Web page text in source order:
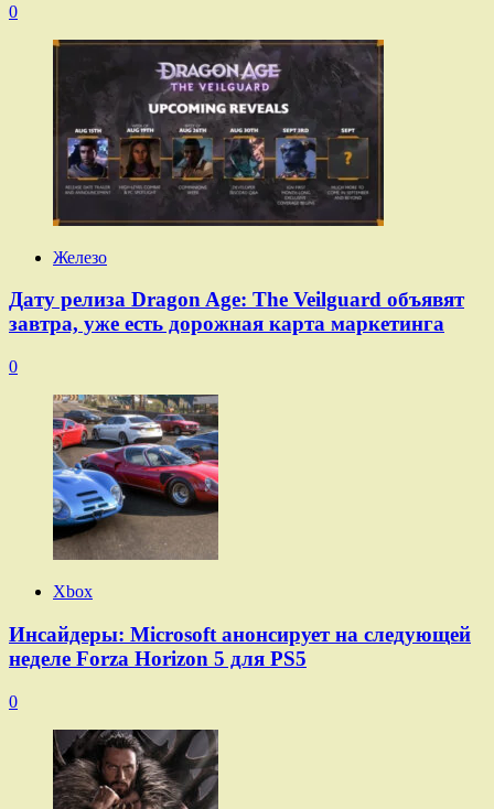
0
Железо
Дату релиза Dragon Age: The Veilguard объявят
завтра, уже есть дорожная карта маркетинга
0
Xbox
Инсайдеры: Microsoft анонсирует на следующей
неделе Forza Horizon 5 для PS5
0